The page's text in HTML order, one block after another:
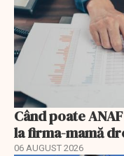
Când poate
la firma-mamă
06 AUGUST 2026